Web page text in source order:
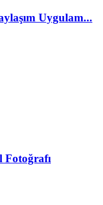
Uygulam...
Fotoğrafı